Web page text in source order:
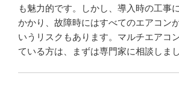
も魅力的です。しかし、導入時の工事
かかり、故障時にはすべてのエアコン
いうリスクもあります。マルチエアコ
ている方は、まずは専門家に相談しまし